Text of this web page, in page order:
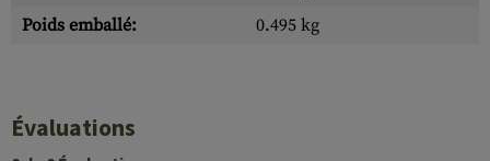
Poids emballé:
0.495 kg
Évaluations